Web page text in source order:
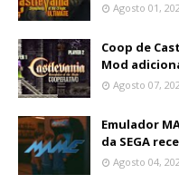
Agosto 01,
Coop de
Mod
Agosto 07,
Emulador
da SEGA
Agosto 04,